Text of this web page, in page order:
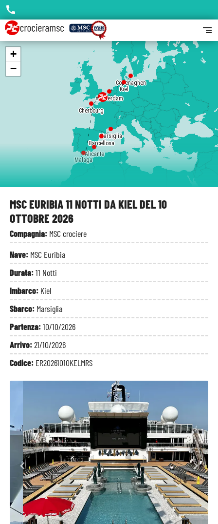
MSC EURIBIA 11 NOTTI DA KIEL DEL 10
OTTOBRE 2026
Compagnia: MSC crociere
Nave: MSC Euribia
Durata:11 Notti
Imbarco: Kiel
Sbarco: Marsiglia
Partenza:10/10/2026
Arrivo:21/10/2026
Codice: ER20261010KELMRS
Kiel
Copenaghen
Amsterdam
Cherbourg
Malaga
Alicante
Barcellona
Marsiglia
+
−
call
segment